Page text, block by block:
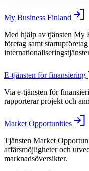
My Business Finland
Med hjälp av tjänsten My
företag samt
E-tjänsten för finansiering
Via e-tjänsten för
rapporterar projekt och
Market Opportunities
Tjänsten Market
affärsmöjligheter och
marknadsöversikter.